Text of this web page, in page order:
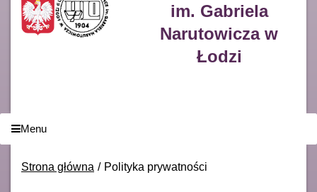
im. Gabriela
Narutowicza w
Łodzi
Menu
Strona główna Polityka prywatności